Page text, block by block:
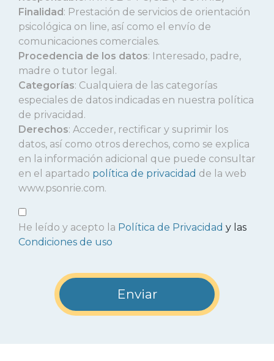
Finalidad: Prestación de servicios de orientación
psicológica on line, así como el envío de
comunicaciones comerciales.
Procedencia de los datos: Interesado, padre,
madre o tutor legal.
Categorías: Cualquiera de las categorías
especiales de datos indicadas en nuestra política
de privacidad.
Derechos: Acceder, rectificar y suprimir los
datos, así como otros derechos, como se explica
en la información adicional que puede consultar
en el apartado política de privacidad de la web
www.psonrie.com.
He leído y acepto la Política de Privacidad y las
Condiciones de uso